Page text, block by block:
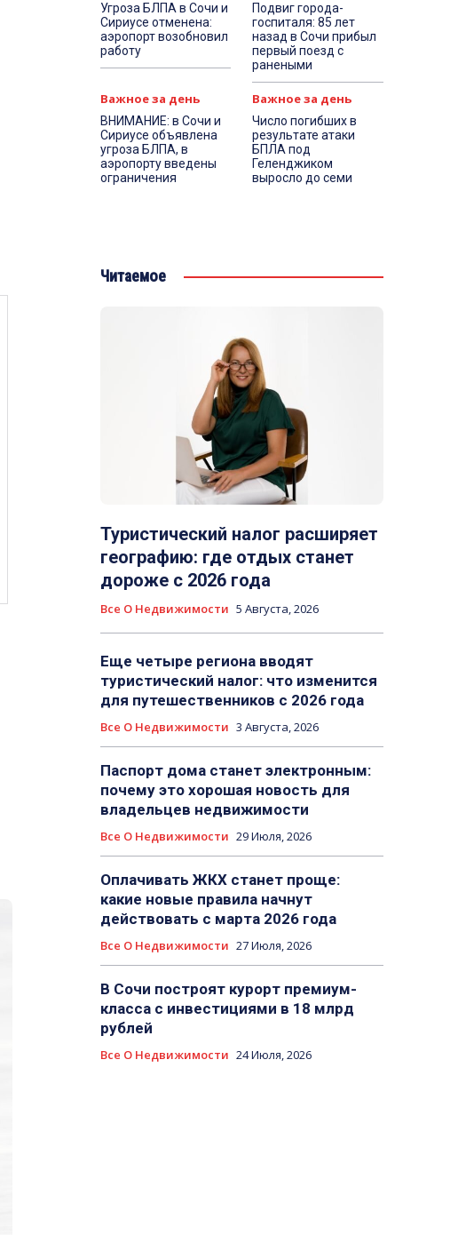
Угроза БЛПА в Сочи и
Сириусе отменена:
аэропорт возобновил
работу
Подвиг города-
госпиталя: 85 лет
назад в Сочи прибыл
первый поезд с
ранеными
Важное за день
ВНИМАНИЕ: в Сочи и
Сириусе объявлена
угроза БЛПА, в
аэропорту введены
ограничения
Важное за день
Число погибших в
результате атаки
БПЛА под
Геленджиком
выросло до семи
Читаемое
Туристический налог расширяет
географию: где отдых станет
дороже с 2026 года
Все О Недвижимости 5 Августа, 2026
Еще четыре региона вводят
туристический налог: что изменится
для путешественников с 2026 года
Все О Недвижимости 3 Августа, 2026
Паспорт дома станет электронным:
почему это хорошая новость для
владельцев недвижимости
Все О Недвижимости 29 Июля, 2026
Оплачивать ЖКХ станет проще:
какие новые правила начнут
действовать с марта 2026 года
Все О Недвижимости 27 Июля, 2026
В Сочи построят курорт премиум-
класса с инвестициями в 18 млрд
рублей
Все О Недвижимости 24 Июля, 2026